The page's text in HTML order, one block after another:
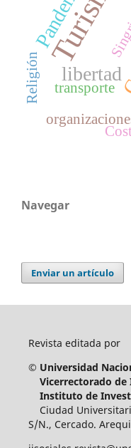
libertad
transporte
Religión
Navegar
Enviar un artículo
Revista editada por
© Universidad
Vicerrectorado de
Instituto de
Ciudad
S/N., Cercado.